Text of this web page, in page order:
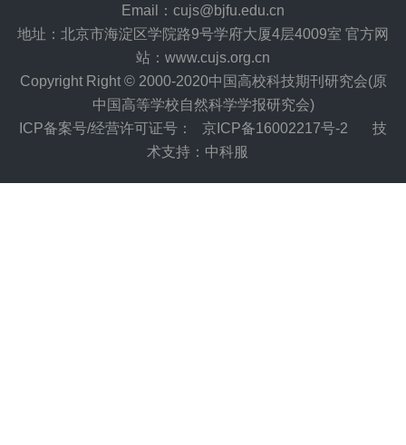
Email：cujs@bjfu.edu.cn
地址：北京市海淀区学院路9号学府大厦4层4009室 官方网
站：www.cujs.org.cn
Copyright Right © 2000-2020中国高校科技期刊研究会(原
中国高等学校自然科学学报研究会)
ICP备案号/经营许可证号：
京ICP备16002217号-2
技
术支持：中科服